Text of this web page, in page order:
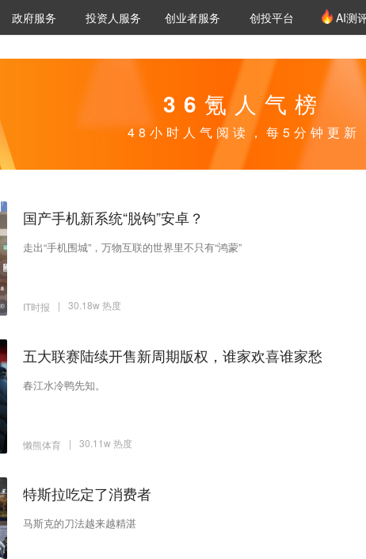
城市之窗
政府服务 VClub投资机构库
投资机构职位推介
投资人服务 创投氪堂
创业者服务 创投平台 AI测
36氪人气榜
48小时人气阅读，每5分钟更新
国产手机新系统“脱钩”安卓？
走出“手机围城”，万物互联的世界里不只有“鸿蒙”
IT时报 | 30.18w 热度
五大联赛陆续开售新周期版权，谁家欢喜谁家愁
春江水冷鸭先知。
懒熊体育 | 30.11w 热度
特斯拉吃定了消费者
马斯克的刀法越来越精湛